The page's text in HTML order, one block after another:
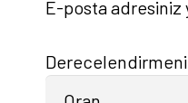
E-posta adresiniz